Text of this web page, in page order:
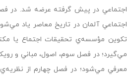
اجتماعي در پيش گرفته عرضه شد. در
اجتماعي آلمان در تاريخ معاصر ياد
تكوين مؤسسه‌ي تحقيقات اجتماع يا
مي‌گيرد؛ در فصل سوم، اصول، مباني و
معرفي مي‌شود؛ در فصل چهارم از